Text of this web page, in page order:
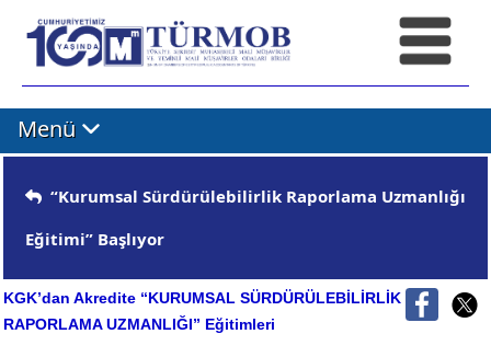
Menü
“Kurumsal Sürdürülebilirlik Raporlama Uzmanlığı
Eğitimi” Başlıyor
KGK’dan Akredite “KURUMSAL SÜRDÜRÜLEBİLİRLİK
RAPORLAMA UZMANLIĞI” Eğitimleri